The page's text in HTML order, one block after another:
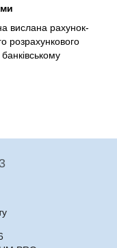
вислана рахунок-
розрахункового